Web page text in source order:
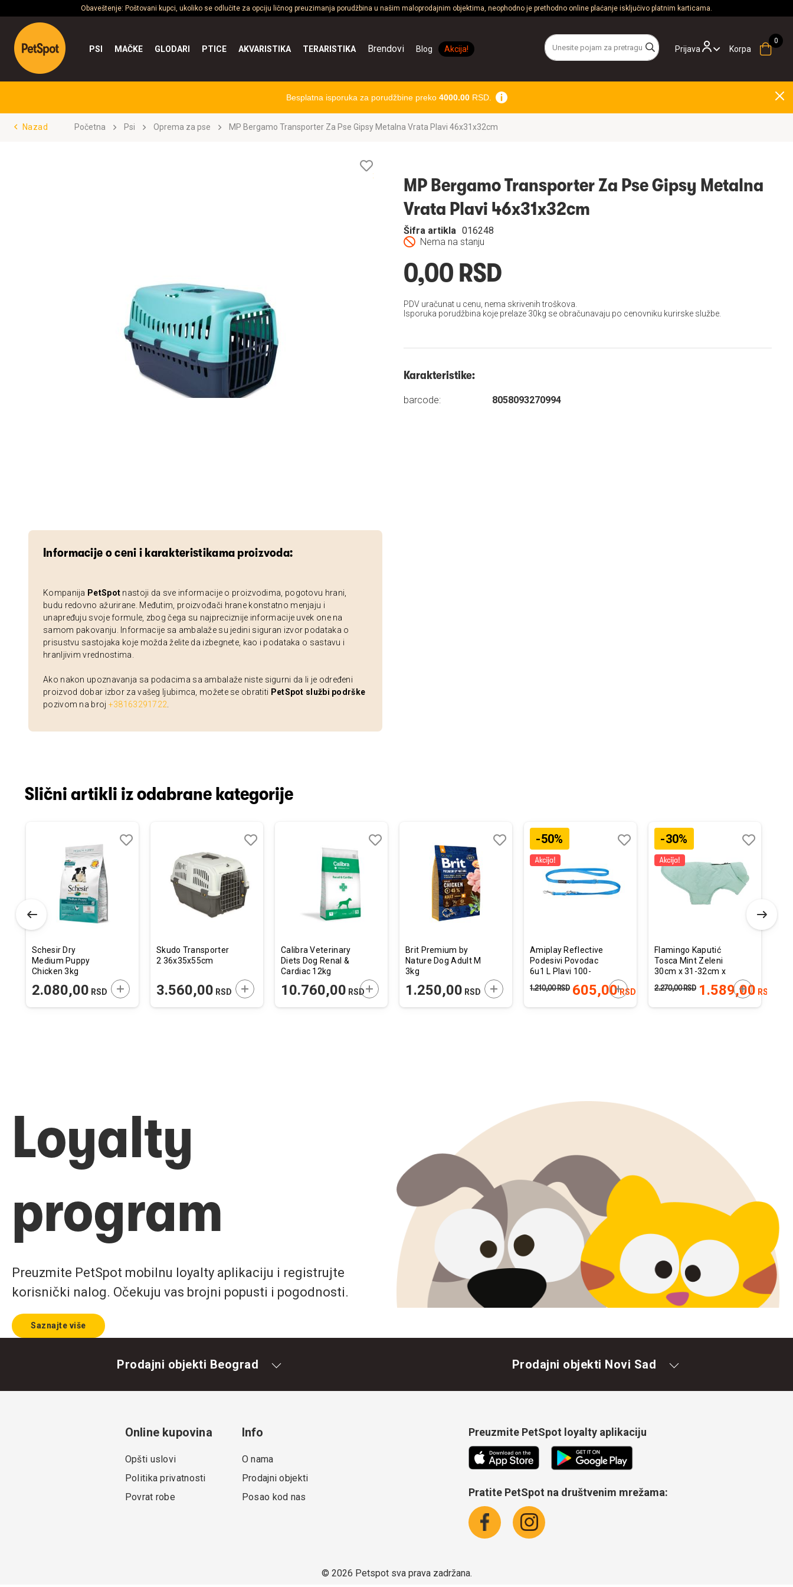
Obaveštenje: Poštovani kupci, ukoliko se odlučite za opciju ličnog preuzimanja porudžbina u našim maloprodajnim objektima, neophodno je prethodno online plaćanje isključivo platnim karticama.
Prijava
PSI MAČKE GLODARI PTICE AKVARISTIKA TERARISTIKA Brendovi Blog Akcija! Korpa
Besplatna isporuka za porudžbine preko 4000.00RSD.
Nazad Početna Psi Oprema za pse MP Bergamo Transporter Za Pse Gipsy Metalna Vrata Plavi 46x31x32cm
Informacije o ceni i karakteristikama proizvoda:
Kompanija PetSpot nastoji da sve informacije o proizvodima, pogotovu hrani,
budu redovno ažurirane. Međutim, proizvođači hrane konstatno menjaju i
unapređuju svoje formule, zbog čega su najpreciznije informacije uvek one na
samom pakovanju. Informacije sa ambalaže su jedini siguran izvor podataka o
prisustvu sastojaka koje možda želite da izbegnete, kao i podataka o sastavu i
hranljivim vrednostima.
Ako nakon upoznavanja sa podacima sa ambalaže niste sigurni da li je određeni
proizvod dobar izbor za vašeg ljubimca, možete se obratiti PetSpot službi podrške
pozivom na broj +38163291722
želja
MP Bergamo Transporter Za Pse Gipsy Metalna
Vrata Plavi 46x31x32cm
Nema na stanju
Šifra artikla 016248
0,00 RSD
PDV uračunat u cenu, nema skrivenih troškova.
Isporuka porudžbina koje prelaze 30kg se obračunavaju po cenovniku kurirske službe.
Karakteristike:
barcode: 8058093270994
Slični artikli iz odabrane kategorije
U KORPU
Schesir Dry
Medium Puppy
Chicken 3kg
2.080,00 RSD DODAJTE U KORPU
Skudo Transporter
2 36x35x55cm
3.560,00 RSD DODAJTE U KORPU
listu
želja
Calibra Veterinary
Diets Dog Renal &
Cardiac 12kg
10.760,00 RSDDODAJTE U KORPU
Brit Premium by
Nature Dog Adult M
3kg
1.250,00 RSD DODAJTE U KORPU
-50%
Amiplay Reflective
Podesivi Povodac
6u1 L Plavi 100-
605,00RSD
1.210,00RSD DODAJTE U KORPU
želja
-30%
Flamingo Kaputić
Tosca Mint Zeleni
30cm x 31-32cm x
1.589,00 RSD
2.270,00RSD DODAJTE U
u
listu
želja
Loyalty
program
Preuzmite PetSpot mobilnu loyalty aplikaciju i registrujte
korisnički nalog. Očekuju vas brojni popusti i pogodnosti.
Saznajte više
Prodajni objekti Beograd Prodajni objekti Novi Sad
Online kupovina
Opšti uslovi
Politika privatnosti
Povrat robe
Info
O nama
Prodajni objekti
Posao kod nas
Preuzmite PetSpot loyalty aplikaciju
Pratite PetSpot na društvenim mrežama:
© 2026 Petspot sva prava zadržana.